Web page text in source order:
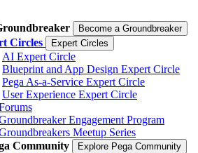
Become a Groundbreaker
Circles Expert Circles
AI Expert Circle
Blueprint and App Design Expert Circle
Pega As-a-Service Expert Circle
User Experience Expert Circle
Engagement Program
Meetup Series
Community
Explore Pega Community